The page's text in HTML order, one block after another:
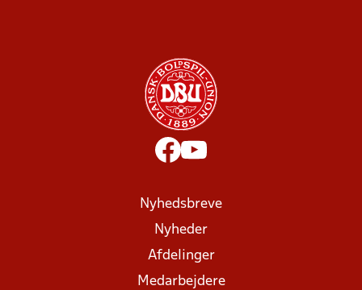
Nyhedsbreve
Nyheder
Afdelinger
Medarbejdere